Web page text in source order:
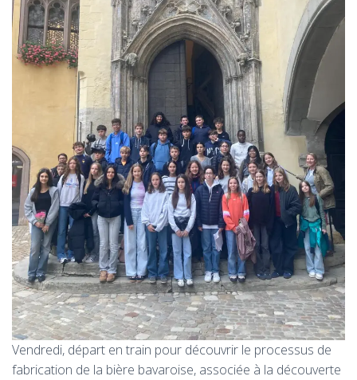
Vendredi, départ en train pour découvrir le processus de
fabrication de la bière bavaroise, associée à la découverte